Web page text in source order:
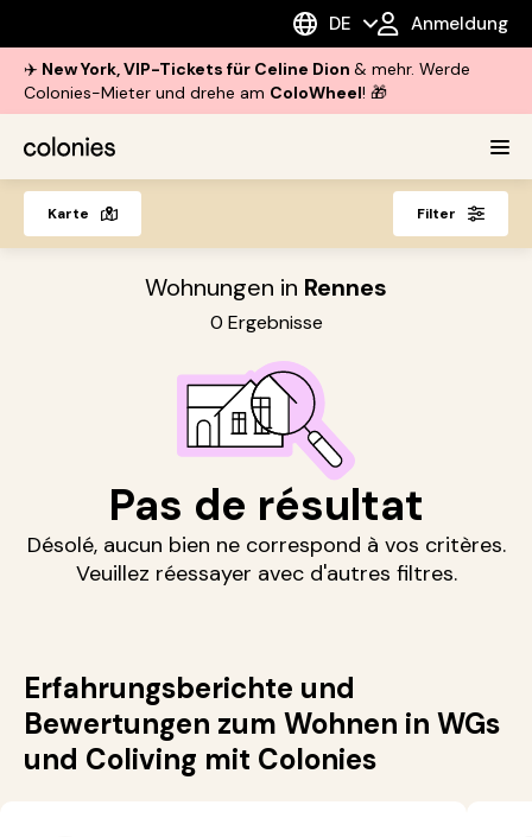
DE Anmeldung
✈️ New York, VIP-Tickets für Celine Dion & mehr. Werde
Colonies-Mieter und drehe am ColoWheel! 🎁
Karte Filter
Wohnungen in Rennes
0 Ergebnisse
Pas de résultat
Désolé, aucun bien ne correspond à vos critères.
Veuillez réessayer avec d'autres filtres.
Erfahrungsberichte und
Bewertungen zum Wohnen in WGs
und Coliving mit Colonies